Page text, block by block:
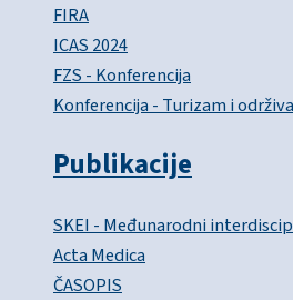
FIRA
ICAS 2024
FZS - Konferencija
Konferencija - Turizam i
Publikacije
SKEI - Međunarodni
Acta Medica
ČASOPIS